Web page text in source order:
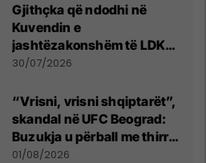
Gjithçka që ndodhi në
Kuvendin e
jashtëzakonshëm të LDK-
së
30/07/2026
“Vrisni, vrisni shqiptarët”,
skandal në UFC Beograd:
Buzukja u përball me thirrje
anti-shqiptare nga
01/08/2026